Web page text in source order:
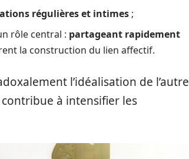
régulières et intimes ;
rôle central : partageant rapidement
la construction du lien affectif.
l’idéalisation de l’autre
à intensifier les